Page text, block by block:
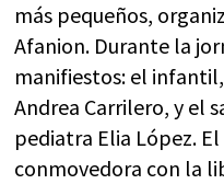
más pequeños,
Afanion. Durante la
manifiestos: el
Andrea Carrilero, y el
pediatra Elia López.
conmovedora con la